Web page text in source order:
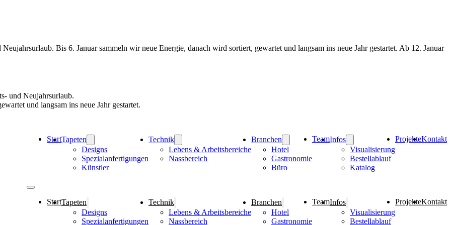
Bis 6. Januar sammeln wir neue Energie, danach wird sortiert, gewartet und langsam ins neue Jahr gestartet. Ab 12. Januar
und Neujahrsurlaub.
und langsam ins neue Jahr gestartet.
StartTapeten
Designs
Spezialanfertigungen
Künstler
Technik
Lebens & Arbeitsbereiche
Nassbereich
Branchen
Hotel
Gastronomie
Büro
TeamInfos
Visualisierung
Bestellablauf
Katalog
ProjekteKontakt
StartTapeten
Designs
Spezialanfertigungen
Technik
Lebens & Arbeitsbereiche
Nassbereich
Branchen
Hotel
Gastronomie
TeamInfos
Visualisierung
Bestellablauf
ProjekteKontakt